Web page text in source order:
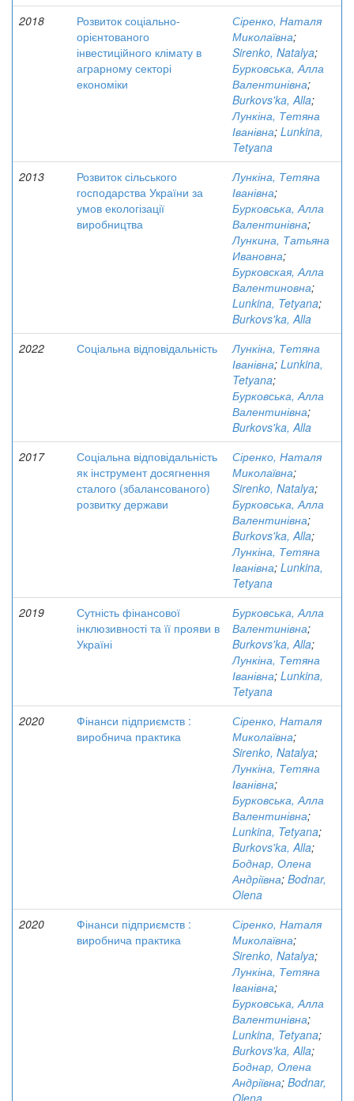
2018
Розвиток соціально-
орієнтованого
інвестиційного клімату в
аграрному секторі
економіки
Сіренко, Наталя
Миколаївна;
Sirenko, Natalya;
Бурковська, Алла
Валентинівна;
Burkovs'ka, Alla;
Лункіна, Тетяна
Іванівна; Lunkina,
Tetyana
2013
Розвиток сільського
господарства України за
умов екологізації
виробництва
Лункіна, Тетяна
Іванівна;
Бурковська, Алла
Валентинівна;
Лункина, Татьяна
Ивановна;
Бурковская, Алла
Валентиновна;
Lunkina, Tetyana;
Burkovs'ka, Alla
2022
Соціальна відповідальність
Лункіна, Тетяна
Іванівна; Lunkina,
Tetyana;
Бурковська, Алла
Валентинівна;
Burkovs'ka, Alla
2017
Соціальна відповідальність
як інструмент досягнення
сталого (збалансованого)
розвитку держави
Сіренко, Наталя
Миколаївна;
Sirenko, Natalya;
Бурковська, Алла
Валентинівна;
Burkovs'ka, Alla;
Лункіна, Тетяна
Іванівна; Lunkina,
Tetyana
2019
Сутність фінансової
інклюзивності та її прояви в
Україні
Бурковська, Алла
Валентинівна;
Burkovs'ka, Alla;
Лункіна, Тетяна
Іванівна; Lunkina,
Tetyana
2020
Фінанси підприємств :
виробнича практика
Сіренко, Наталя
Миколаївна;
Sirenko, Natalya;
Лункіна, Тетяна
Іванівна;
Бурковська, Алла
Валентинівна;
Lunkina, Tetyana;
Burkovs'ka, Alla;
Боднар, Олена
Андріївна; Bodnar,
Olena
2020
Фінанси підприємств :
виробнича практика
Сіренко, Наталя
Миколаївна;
Sirenko, Natalya;
Лункіна, Тетяна
Іванівна;
Бурковська, Алла
Валентинівна;
Lunkina, Tetyana;
Burkovs'ka, Alla;
Боднар, Олена
Андріївна; Bodnar,
Olena